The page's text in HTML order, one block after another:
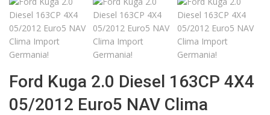
Ford Kuga 2.0 Diesel 163CP 4X4
05/2012 Euro5 NAV Clima